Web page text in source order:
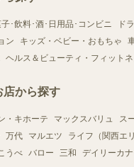
･飲料･酒･日用品･コンビニ ド
ン キッズ・ベビー・おもちゃ
ヘルス＆ビューティ・フィット
店から探す
・キホーテ マックスバリュ ス
万代 マルエツ ライフ（関西エリ
うべ バロー 三和 デイリーカナ